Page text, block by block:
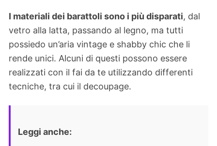
I materiali dei barattoli sono i più disparati, dal
vetro alla latta, passando al legno, ma tutti
possiedo un’aria vintage e shabby chic che li
rende unici. Alcuni di questi possono essere
realizzati con il fai da te utilizzando differenti
tecniche, tra cui il decoupage.
Leggi anche: